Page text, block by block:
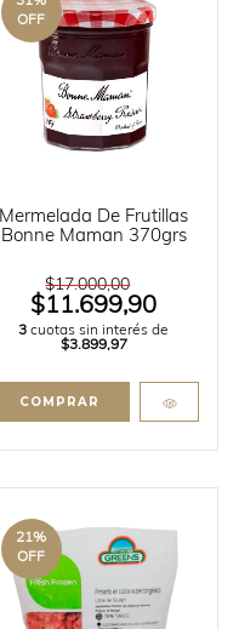
OFF
Mermelada De Frutillas
Bonne Maman 370grs
$17.000,00
$11.699,90
3 cuotas sin interés de
$3.899,97
21%
OFF